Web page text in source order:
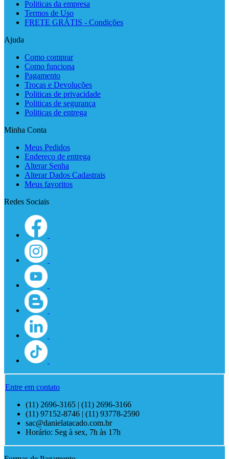
Politicas da empresa
Termos de Uso
FRETE GRÁTIS - Condições
Ajuda
Como comprar
Como funciona
Pagamento
Trocas e Devoluções
Politicas de privacidade
Politicas de segurança
Politicas de entrega
Minha Conta
Meus Pedidos
Endereço de entrega
Alterar Senha
Alterar Dados Cadastrais
Meus favoritos
Redes Sociais
Entre em contato
(11) 2696-3165 | (11) 2696-3166
(11) 97152-8746 | (11) 93778-2590
sac@danielatacado.com.br
Horário: Seg à sex, 7h às 17h